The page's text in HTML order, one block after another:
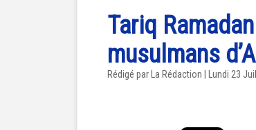
Tariq
musulmans
Rédigé par La Rédaction | Lundi 23